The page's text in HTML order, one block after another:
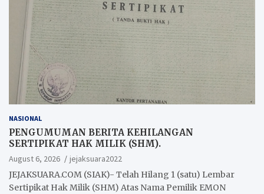
NASIONAL
PENGUMUMAN BERITA KEHILANGAN
SERTIPIKAT HAK MILIK (SHM).
August 6, 2026
jejaksuara2022
JEJAKSUARA.COM (SIAK)- Telah Hilang 1 (satu) Lembar
Sertipikat Hak Milik (SHM) Atas Nama Pemilik EMON